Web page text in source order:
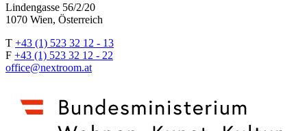
Lindengasse 56/2/20
1070 Wien, Österreich
T +43 (1) 523 32 12 - 13
F +43 (1) 523 32 12 - 22
office@nextroom.at